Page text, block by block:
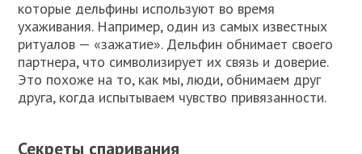
которые дельфины используют во время
ухаживания. Например, один из самых известных
ритуалов — «зажатие». Дельфин обнимает своего
партнера, что символизирует их связь и доверие.
Это похоже на то, как мы, люди, обнимаем друг
друга, когда испытываем чувство привязанности.
Секреты спаривания